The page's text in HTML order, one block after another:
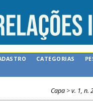
CATEGORIAS
Capa>v. 1, n.